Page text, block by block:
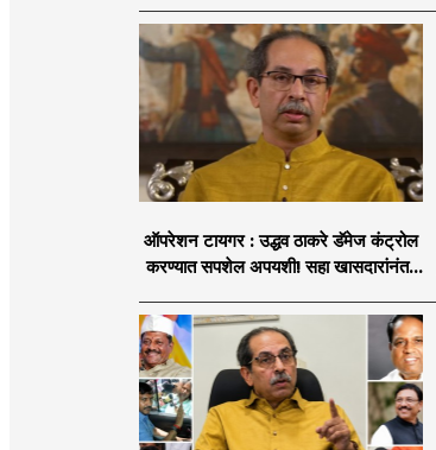
ऑपरेशन टायगर : उद्धव ठाकरे डॅमेज कंट्रोल
करण्यात सपशेल अपयशी! सहा खासदारांनंतर
चर्चा सुरू